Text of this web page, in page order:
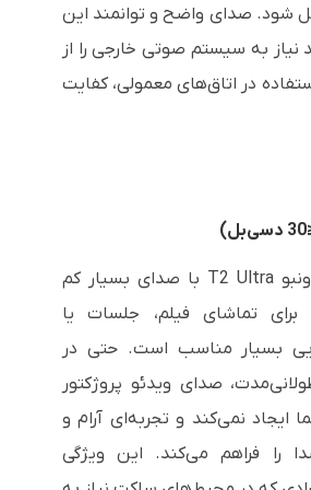
شود. صدای واضح و توانمند این
نیاز به سیستم صوتی خارجی را از
در اتاق‌های معمولی، کفایت
ویدئو پروژکتور ونبو T2 Ultra با صدای بسیار کم
برای تماشای فیلم، جلسات یا
بسیار مناسب است. حتی در
صدای ویدئو پروژکتور
ایجاد نمی‌کند و تجربه‌ای آرام و
را فراهم می‌کند. این ویژگی